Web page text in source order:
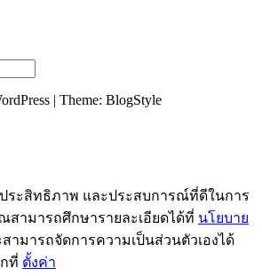
| Theme: BlogStyle
ระสิทธิภาพ และประสบการณ์ที่ดีในการ
ามารถศึกษารายละเอียดได้ที่ นโยบาย
ามารถจัดการความเป็นส่วนตัวเองได้
ที่ ตั้งค่า